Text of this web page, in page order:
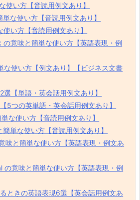
使い方【音読用例文あり】
な使い方【音読用例文あり】
い方【音読用例文あり】
の意味と簡単な使い方【英語表現・例
な使い方【例文あり】【ビジネス文書
選【単語・英会話用例文あり】
5つの英単語・英会話用例文あり】
な使い方【音読用例文あり】
単な使い方【音読用例文あり】
味と簡単な使い方【英語表現・例文あ
の意味と簡単な使い方【英語表現・例
ときの英語表現6選【英会話用例文あ